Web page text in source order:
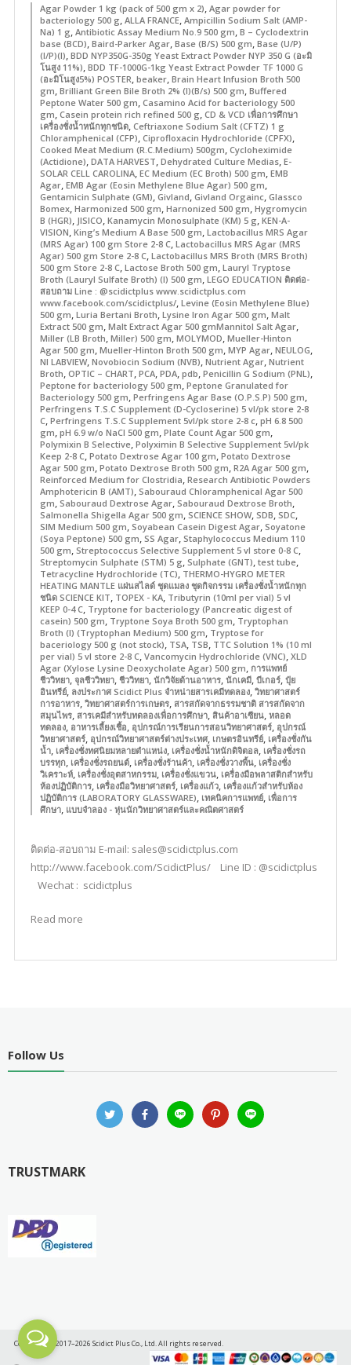
Agar Powder 1 kg (pack of 500 gm x 2), Agar powder for
bacteriology 500 g, ALLA FRANCE, Ampicillin Sodium Salt (AMP-
Na) 1 g, Antibiotic Assay Medium No.9 500 gm, B – Cyclodextrin
base (BCD), Baird-Parker Agar, Base (B/S) 500 gm, Base (U/P)
(I/P)(I), BDD NYP350G-350g Yeast Extract Powder NYP 350 G (อะมิ
โนสูง 11%), BDD TF-1000G-1kg Yeast Extract Powder TF 1000 G
(อะมิโนสูง5%) POSTER, beaker, Brain Heart Infusion Broth 500
gm, Brilliant Green Bile Broth 2% (I)(B/s) 500 gm, Buffered
Peptone Water 500 gm, Casamino Acid for bacteriology 500
gm, Casein protein rich refined 500 g, CD & VCD เพื่อการศึกษา
เครื่องชั่งน้ำหนักทุกชนิด, Ceftriaxone Sodium Salt (CFTZ) 1 g
Chloramphenical (CFP), Ciprofloxacin Hydrochloride (CPFX),
Cooked Meat Medium (R.C.Medium) 500gm, Cycloheximide
(Actidione), DATA HARVEST, Dehydrated Culture Medias, E-
SOLAR CELL CAROLINA, EC Medium (EC Broth) 500 gm, EMB
Agar, EMB Agar (Eosin Methylene Blue Agar) 500 gm,
Gentamicin Sulphate (GM), Givland, Givland Orgainc, Glassco
Bomex, Harmonized 500 gm, Harnonized 500 gm, Hygromycin
B (HGR), JISICO, Kanamycin Monosulphate (KM) 5 g, KEN-A-
VISION, King’s Medium A Base 500 gm, Lactobacillus MRS Agar
(MRS Agar) 100 gm Store 2-8 C, Lactobacillus MRS Agar (MRS
Agar) 500 gm Store 2-8 C, Lactobacillus MRS Broth (MRS Broth)
500 gm Store 2-8 C, Lactose Broth 500 gm, Lauryl Tryptose
Broth (Lauryl Sulfate Broth) (I) 500 gm, LEGO EDUCATION ติดต่อ-
สอบถาม Line : @scidictplus www.scidictplus.com
www.facebook.com/scidictplus/, Levine (Eosin Methylene Blue)
500 gm, Luria Bertani Broth, Lysine Iron Agar 500 gm, Malt
Extract 500 gm, Malt Extract Agar 500 gmMannitol Salt Agar,
Miller (LB Broth, Miller) 500 gm, MOLYMOD, Mueller-Hinton
Agar 500 gm, Mueller-Hinton Broth 500 gm, MYP Agar, NEULOG,
NI LABVIEW, Novobiocin Sodium (NVB), Nutrient Agar, Nutrient
Broth, OPTIC – CHART, PCA, PDA, pdb, Penicillin G Sodium (PNL),
Peptone for bacteriology 500 gm, Peptone Granulated for
Bacteriology 500 gm, Perfringens Agar Base (O.P.S.P) 500 gm,
Perfringens T.S.C Supplement (D-Cycloserine) 5 vl/pk store 2-8
C, Perfringens T.S.C Supplement 5vl/pk store 2-8 c, pH 6.8 500
gm, pH 6.9 w/o NaCI 500 gm, Plate Count Agar 500 gm,
Polymixin B Selective, Polyximin B Selective Supplement 5vl/pk
Keep 2-8 C, Potato Dextrose Agar 100 gm, Potato Dextrose
Agar 500 gm, Potato Dextrose Broth 500 gm, R2A Agar 500 gm,
Reinforced Medium for Clostridia, Research Antibiotic Powders
Amphotericin B (AMT), Sabouraud Chloramphenical Agar 500
gm, Sabouraud Dextrose Agar, Sabouraud Dextrose Broth,
Salmonella Shigella Agar 500 gm, SCIENCE SHOW, SDB, SDC,
SIM Medium 500 gm, Soyabean Casein Digest Agar, Soyatone
(Soya Peptone) 500 gm, SS Agar, Staphylococcus Medium 110
500 gm, Streptococcus Selective Supplement 5 vl store 0-8 C,
Streptomycin Sulphate (STM) 5 g, Sulphate (GNT), test tube,
Tetracycline Hydrochloride (TC), THERMO-HYGRO METER
HEATING MANTLE แผ่นสไลด์ ชุดแมลง ชุดกิจกรรม เครื่องชั่งน้ำหนักทุก
ชนิด SCIENCE KIT, TOPEX - KA, Tributyrin (10ml per vial) 5 vl
KEEP 0-4 C, Tryptone for bacteriology (Pancreatic digest of
casein) 500 gm, Tryptone Soya Broth 500 gm, Tryptophan
Broth (I) (Tryptophan Medium) 500 gm, Tryptose for
baceriology 500 g (not stock), TSA, TSB, TTC Solution 1% (10 ml
per vial) 5 vl store 2-8 C, Vancomycin Hydrochloride (VNC), XLD
Agar (Xylose Lysine Deoxycholate Agar) 500 gm, การแพทย์
ชีววิทยา, จุลชีววิทยา, ชีววิทยา, นักวิจัยด้านอาหาร, นักเคมี, บีเกอร์, ปุ๋ย
อินทรีย์, ลงประกาศ Scidict Plus จำหน่ายสารเคมีทดลอง, วิทยาศาสตร์
การอาหาร, วิทยาศาสตร์การเกษตร, สารสกัดจากธรรมชาติ สารสกัดจาก
สมุนไพร, สารเคมีสำหรับทดลองเพื่อการศึกษา, สินค้าอาเซียน, หลอด
ทดลอง, อาหารเลี้ยงเชื้อ, อุปกรณ์การเรียนการสอนวิทยาศาสตร์, อุปกรณ์
วิทยาศาสตร์, อุปกรณ์วิทยาศาสตร์ต่างประเทศ, เกษตรอินทรีย์, เครื่องชั่งกัน
น้ำ, เครื่องชั่งทศนิยมหลายตำแหน่ง, เครื่องชั่งน้ำหนักดิจิตอล, เครื่องชั่งรถ
บรรทุก, เครื่องชั่งรถยนต์, เครื่องชั่งร้านค้า, เครื่องชั่งวางพื้น, เครื่องชั่ง
วิเคราะห์, เครื่องชั่งอุตสาหกรรม, เครื่องชั่งแขวน, เครื่องมือพลาสติกสำหรับ
ห้องปฏิบัติการ, เครื่องมือวิทยาศาสตร์, เครื่องแก้ว, เครื่องแก้วสำหรับห้อง
ปฏิบัติการ (LABORATORY GLASSWARE), เทคนิคการแพทย์, เพื่อการ
ศึกษา, แบบจำลอง - หุ่นนักวิทยาศาสตร์และคณิตศาสตร์
ติดต่อ-สอบถาม E-mail: sales@scidictplus.com
http://www.facebook.com/ScidictPlus/ Line ID : @scidictplus
Wechat : scidictplus
Read more
Follow Us
TRUSTMARK
Copyright © 2017–2026 Scidict Plus Co., Ltd. All rights reserved.